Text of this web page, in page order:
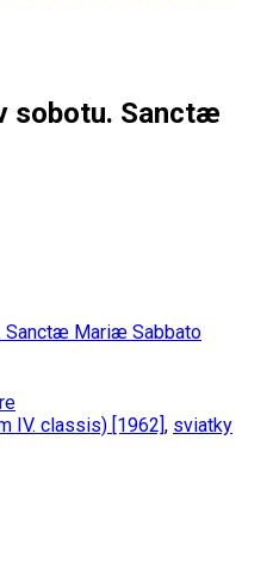
sobotu. Sanctæ
IV. classis) [1962], sviatky